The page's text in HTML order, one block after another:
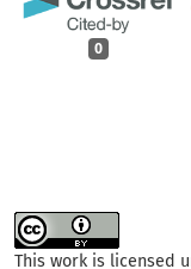
0
This work is licensed